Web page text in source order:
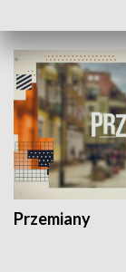
Przemiany